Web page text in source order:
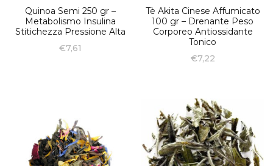
Quinoa Semi 250 gr –
Metabolismo Insulina
Stitichezza Pressione Alta
€7,61
Tè Akita Cinese Affumicato
100 gr – Drenante Peso
Corporeo Antiossidante
Tonico
€7,22